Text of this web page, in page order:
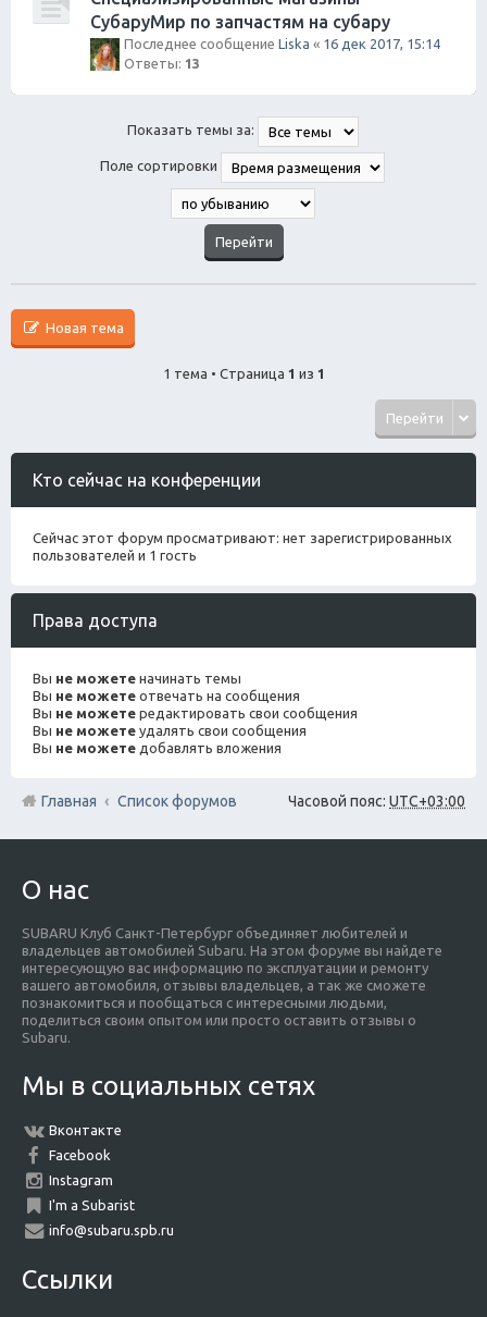
СубаруМир по запчастям на субару
Последнее сообщение Liska « 16 дек 2017, 15:14
Ответы: 13
Показать темы за:
Поле сортировки
Новая тема
1 тема • Страница 1 из 1
Перейти
Кто сейчас на конференции
Сейчас этот форум просматривают: нет зарегистрированных
пользователей и 1 гость
Права доступа
Вы не можете начинать темы
Вы не можете отвечать на сообщения
Вы не можете редактировать свои сообщения
Вы не можете удалять свои сообщения
Вы не можете добавлять вложения
Часовой пояс: UTC+03:00
Главная Список форумов
О нас
SUBARU Клуб Санкт-Петербург объединяет любителей и
владельцев автомобилей Subaru. На этом форуме вы найдете
интересующую вас информацию по эксплуатации и ремонту
вашего автомобиля, отзывы владельцев, а так же сможете
познакомиться и пообщаться с интересными людьми,
поделиться своим опытом или просто оставить отзывы о
Subaru.
Мы в социальных сетях
Вконтакте
Facebook
Instagram
I'm a Subarist
info@subaru.spb.ru
Ссылки